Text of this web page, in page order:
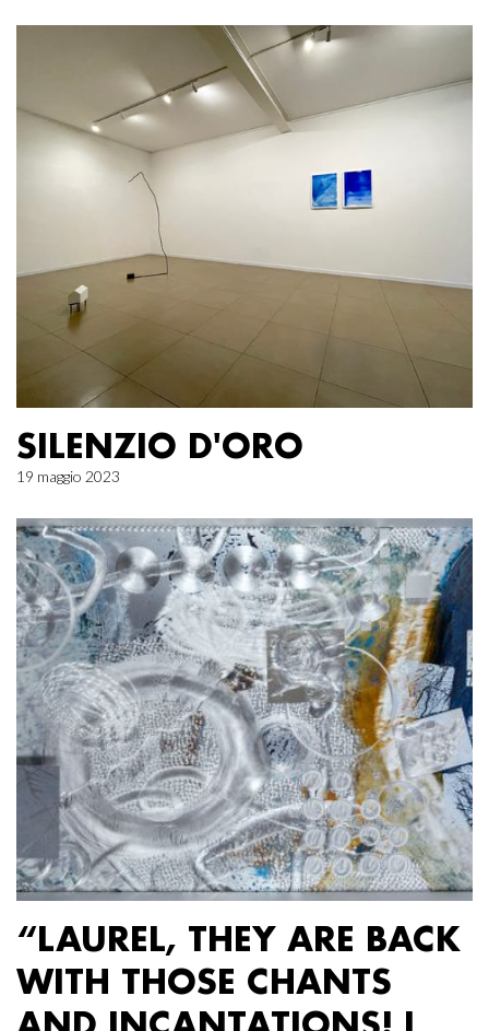
SILENZIO D'ORO
19 maggio 2023
“LAUREL, THEY ARE BACK
WITH THOSE CHANTS